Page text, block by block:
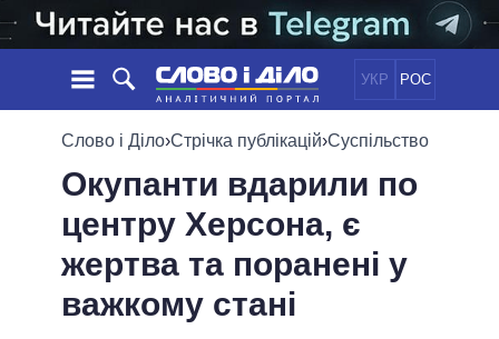
УКР РОС
НОВИНИ
СТРІЧКА
ПОДІЇ
СТАТТІ
ДУМКИ
ОГЛЯДИ
ПОЛІТИКА
ЕКОНОМІКА
СУСПІЛЬСТВО
СВІТ
ОБIЦЯНКИ
ПОЛIТИКИ
УСІ ПОЛІТИКИ
ПРЕЗИДЕНТ І ОФІС
ІНФОГРАФІКА
Слово і Діло›Стрічка публікацій›Суспільство
Окупанти вдарили по
центру Херсона, є
жертва та поранені у
важкому стані